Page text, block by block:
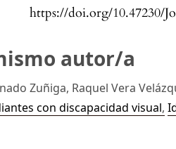
https://doi.org/10.47230/
autor/a
Zuñiga, Raquel Vera
con discapacidad visual,